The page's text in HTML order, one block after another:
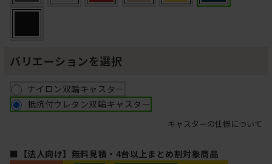
バリエーションを選択
ナイロン双輪キャスター
抵抗付ウレタン双輪キャスター
キャスターの仕様について
■【法人向け】無料見積・4台以上まとめ割対象商品